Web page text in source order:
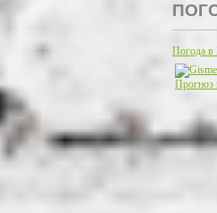
Погода
Прогноз